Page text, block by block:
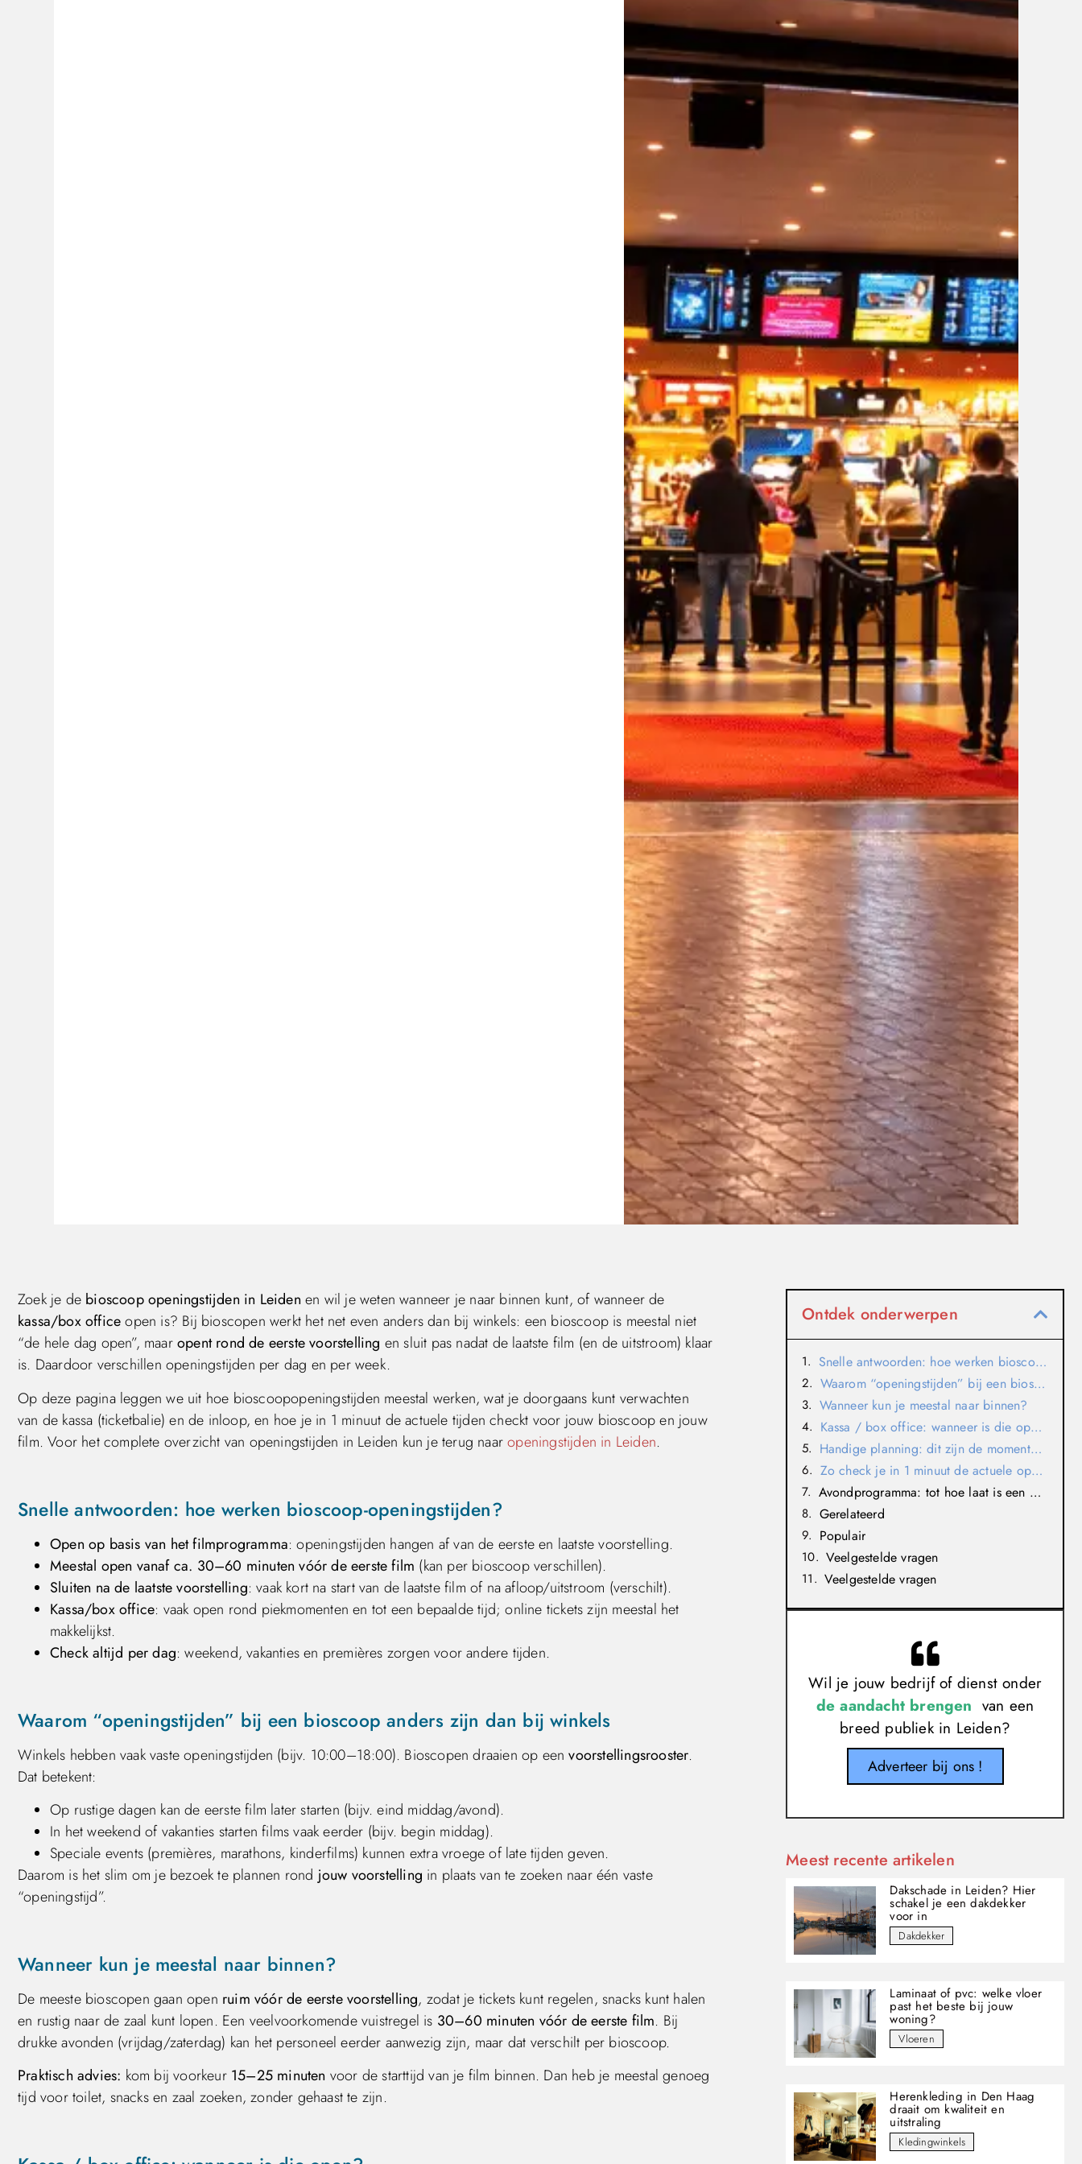
Zoek je de bioscoop openingstijden in Leiden en wil je weten wanneer je naar binnen kunt, of wanneer de
kassa/box officeopen is? Bij bioscopen werkt het net even anders dan bij winkels: een bioscoop is meestal niet
“de hele dag open”, maaropent rond de eerste voorstelling en sluit pas nadat de laatste film (en de uitstroom) klaar
is. Daardoor verschillen openingstijden per dag en per week.
Op deze pagina leggen we uit hoe bioscoopopeningstijden meestal werken, wat je doorgaans kunt verwachten
van de kassa (ticketbalie) en de inloop, en hoe je in 1 minuut de actuele tijden checkt voor jouw bioscoop en jouw
film. Voor het complete overzicht van openingstijden in Leiden kun je terug naaropeningstijden in Leiden.
Snelle antwoorden: hoe werken bioscoop-openingstijden?
Open op basis van het filmprogramma: openingstijden hangen af van de eerste en laatste voorstelling.
Meestal open vanaf ca. 30–60 minuten vóór de eerste film (kan per bioscoop verschillen).
Sluiten na de laatste voorstelling: vaak kort na start van de laatste film of na afloop/uitstroom (verschilt).
Kassa/box office: vaak open rond piekmomenten en tot een bepaalde tijd; online tickets zijn meestal het
makkelijkst.
Check altijd per dag: weekend, vakanties en premières zorgen voor andere tijden.
Waarom “openingstijden” bij een bioscoop anders zijn dan bij winkels
Winkels hebben vaak vaste openingstijden (bijv. 10:00–18:00). Bioscopen draaien op eenvoorstellingsrooster.
Dat betekent:
Op rustige dagen kan de eerste film later starten (bijv. eind middag/avond).
In het weekend of vakanties starten films vaak eerder (bijv. begin middag).
Speciale events (premières, marathons, kinderfilms) kunnen extra vroege of late tijden geven.
Daarom is het slim om je bezoek te plannen rond jouw voorstelling in plaats van te zoeken naar één vaste
“openingstijd”.
Wanneer kun je meestal naar binnen?
De meeste bioscopen gaan open ruim vóór de eerste voorstelling, zodat je tickets kunt regelen, snacks kunt halen
en rustig naar de zaal kunt lopen. Een veelvoorkomende vuistregel is 30–60 minuten vóór de eerste film. Bij
drukke avonden (vrijdag/zaterdag) kan het personeel eerder aanwezig zijn, maar dat verschilt per bioscoop.
Praktisch advies: kom bij voorkeur 15–25 minuten voor de starttijd van je film binnen. Dan heb je meestal genoeg
tijd voor toilet, snacks en zaal zoeken, zonder gehaast te zijn.
Ontdek onderwerpen
Snelle antwoorden: hoe werken bioscoop-openingstijden?
Waarom “openingstijden” bij een bioscoop anders zijn dan bij winkels
Wanneer kun je meestal naar binnen?
Kassa / box office: wanneer is die open?
Handige planning: dit zijn de momenten waarop het druk kan zijn
Zo check je in 1 minuut de actuele openingstijden
Avondprogramma: tot hoe laat is een bioscoop “open”?
Gerelateerd
Populair
Veelgestelde vragen
Veelgestelde vragen
Wil je jouw bedrijf of dienst onder
de aandacht brengenvan een
breed publiek in Leiden?
Adverteer bij ons !
Meest recente artikelen
Dakschade in Leiden? Hier
schakel je een dakdekker
voor in
Dakdekker
Laminaat of pvc: welke vloer
past het beste bij jouw
woning?
Vloeren
Herenkleding in Den Haag
draait om kwaliteit en
uitstraling
Kledingwinkels